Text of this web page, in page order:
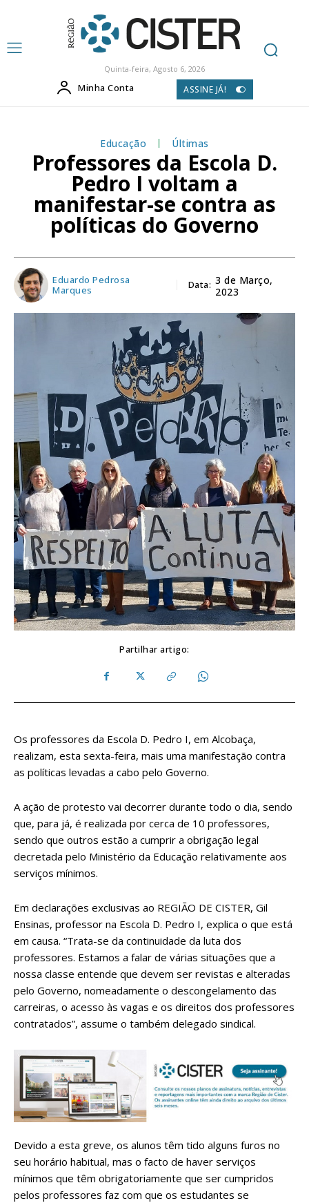
Quinta-feira, Agosto 6, 2026
Minha Conta ASSINE JÁ!
Educação Últimas
Professores da Escola D.
Pedro I voltam a
manifestar-se contra as
políticas do Governo
Eduardo Pedrosa
Marques
Data: 3 de Março,
2023
Partilhar artigo:
Os professores da Escola D. Pedro I, em Alcobaça,
realizam, esta sexta-feira, mais uma manifestação contra
as políticas levadas a cabo pelo Governo.
A ação de protesto vai decorrer durante todo o dia, sendo
que, para já, é realizada por cerca de 10 professores,
sendo que outros estão a cumprir a obrigação legal
decretada pelo Ministério da Educação relativamente aos
serviços mínimos.
Em declarações exclusivas ao REGIÃO DE CISTER, Gil
Ensinas, professor na Escola D. Pedro I, explica o que está
em causa. “Trata-se da continuidade da luta dos
professores. Estamos a falar de várias situações que a
nossa classe entende que devem ser revistas e alteradas
pelo Governo, nomeadamente o descongelamento das
carreiras, o acesso às vagas e os direitos dos professores
contratados”, assume o também delegado sindical.
Devido a esta greve, os alunos têm tido alguns furos no
seu horário habitual, mas o facto de haver serviços
mínimos que têm obrigatoriamente que ser cumpridos
pelos professores faz com que os estudantes se